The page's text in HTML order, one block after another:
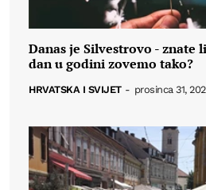
Danas je Silvestrovo - znate
dan u godini zovemo tako?
HRVATSKA I SVIJET - prosinca 31,